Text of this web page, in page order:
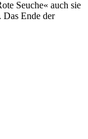
Seuche« auch sie
Das Ende der